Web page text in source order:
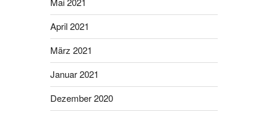
April 2021
März 2021
Januar 2021
Dezember 2020